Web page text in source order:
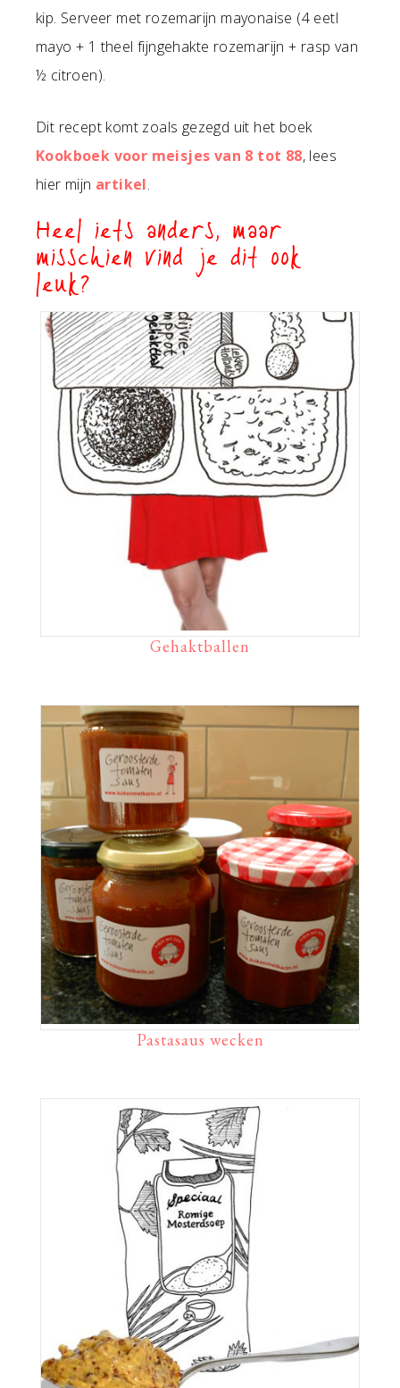
kip. Serveer met rozemarijn mayonaise (4 eetl
mayo + 1 theel fijngehakte rozemarijn + rasp van
½ citroen).
Dit recept komt zoals gezegd uit het boek
Kookboek voor meisjes van 8 tot 88, lees
hier mijn artikel.
Heel iets anders, maar
misschien vind je dit ook
leuk?
Gehaktballen
Pastasaus wecken